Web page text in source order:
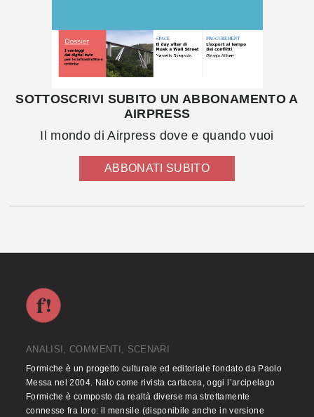
SOTTOSCRIVI SUBITO UN ABBONAMENTO A
AIRPRESS
Il mondo di Airpress dove e quando vuoi
ABBONATI SUBITO
ANALISI, COMMENTI, SCENARI
Formiche è un progetto culturale ed editoriale fondato da Paolo
Messa nel 2004. Nato come rivista cartacea, oggi l’arcipelago
Formiche è composto da realtà diverse ma strettamente
connesse fra loro: il mensile (disponibile anche in versione